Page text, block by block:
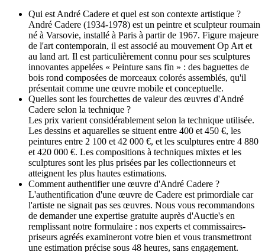
Qui est André Cadere et quel est son contexte artistique ?
André Cadere (1934-1978) est un peintre et sculpteur roumain
né à Varsovie, installé à Paris à partir de 1967. Figure majeure
de l'art contemporain, il est associé au mouvement Op Art et
au land art. Il est particulièrement connu pour ses sculptures
innovantes appelées « Peinture sans fin » : des baguettes de
bois rond composées de morceaux colorés assemblés, qu'il
présentait comme une œuvre mobile et conceptuelle.
Quelles sont les fourchettes de valeur des œuvres d'André
Cadere selon la technique ?
Les prix varient considérablement selon la technique utilisée.
Les dessins et aquarelles se situent entre 400 et 450 €, les
peintures entre 2 100 et 42 000 €, et les sculptures entre 4 880
et 420 000 €. Les compositions à techniques mixtes et les
sculptures sont les plus prisées par les collectionneurs et
atteignent les plus hautes estimations.
Comment authentifier une œuvre d'André Cadere ?
L'authentification d'une œuvre de Cadere est primordiale car
l'artiste ne signait pas ses œuvres. Nous vous recommandons
de demander une expertise gratuite auprès d'Auctie's en
remplissant notre formulaire : nos experts et commissaires-
priseurs agréés examineront votre bien et vous transmettront
une estimation précise sous 48 heures, sans engagement.